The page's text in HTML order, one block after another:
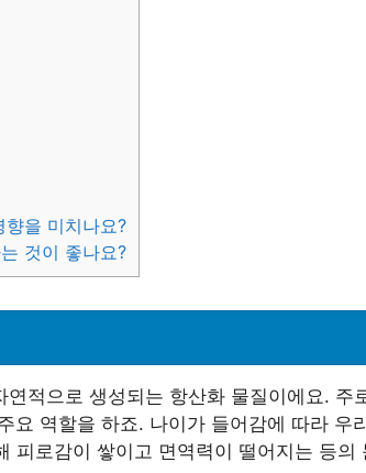
을 미치나요?
것이 좋나요?
적으로 생성되는 항산화 물질이에요. 주
요 역할을 하죠. 나이가 들어감에 따라 우
피로감이 쌓이고 면역력이 떨어지는 등의